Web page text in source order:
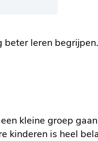
beter leren
kleine groep
kinderen is heel